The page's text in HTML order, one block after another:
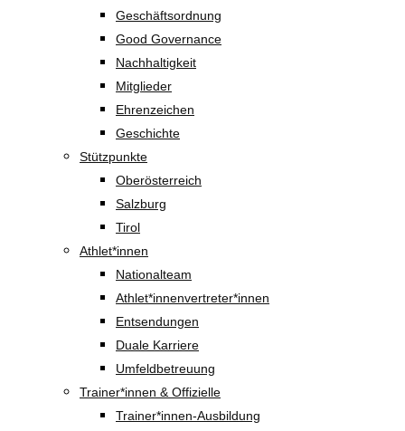
Geschäftsordnung
Good Governance
Nachhaltigkeit
Mitglieder
Ehrenzeichen
Geschichte
Stützpunkte
Oberösterreich
Salzburg
Tirol
Athlet*innen
Nationalteam
Athlet*innenvertreter*innen
Entsendungen
Duale Karriere
Umfeldbetreuung
Trainer*innen & Offizielle
Trainer*innen-Ausbildung